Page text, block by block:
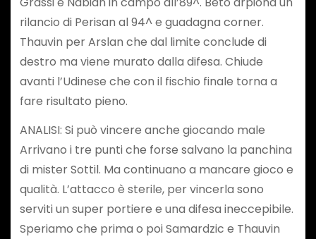
rilancio di Perisan al 94^ e guadagna corner.
Thauvin per Arslan che dal limite conclude di
destro ma viene murato dalla difesa. Chiude
avanti l’Udinese che con il fischio finale torna a
fare risultato pieno.
ANALISI: Si può vincere anche giocando male
Arrivano i tre punti che forse salvano la panchina
di mister Sottil. Ma continuano a mancare gioco e
qualità. L’attacco è sterile, per vincerla sono
serviti un super portiere e una difesa ineccepibile.
Speriamo che prima o poi Samardzic e Thauvin